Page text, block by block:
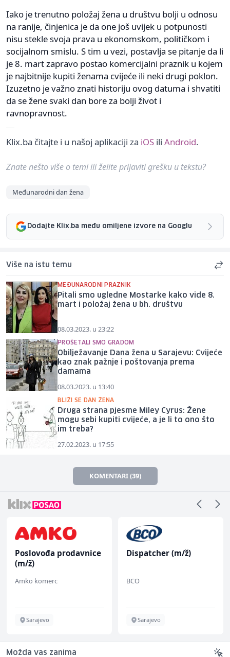
Iako je trenutno položaj žena u društvu bolji u odnosu
na ranije, činjenica je da one još uvijek u potpunosti
nisu stekle svoja prava u ekonomskom, političkom i
socijalnom smislu. S tim u vezi, postavlja se pitanje da li
je 8. mart zapravo postao komercijalni praznik u kojem
je najbitnije kupiti ženama cvijeće ili neki drugi poklon.
Izuzetno je važno znati historiju ovog datuma i shvatiti
da se žene svaki dan bore za bolji život i
ravnopravnost.
Klix.ba čitajte i u našoj aplikaciji za iOS ili Android.
Znate nešto više o temi ili želite prijaviti grešku u tekstu?
Međunarodni dan žena
Dodajte Klix.ba među omiljene izvore na Googlu
Više na istu temu
MEĐUNARODNI PRAZNIK
Pitali smo ugledne Mostarke kako vide 8.
mart i položaj žena u bh. društvu
08.03.2023. u 23:22
PROŠETALI SMO GRADOM
Obilježavanje Dana žena u Sarajevu: Cvijeće
kao znak pažnje i poštovanja prema
damama
08.03.2023. u 13:40
BLIŽI SE DAN ŽENA
Druga strana pjesme Miley Cyrus: Žene
mogu sebi kupiti cvijeće, a je li to ono što
im treba?
27.02.2023. u 17:55
KOMENTARI (39)
Poslovođa prodavnice
(m/ž)
Amko komerc
Sarajevo
Dispatcher (m/ž)
BCO
Sarajevo
Možda vas zanima